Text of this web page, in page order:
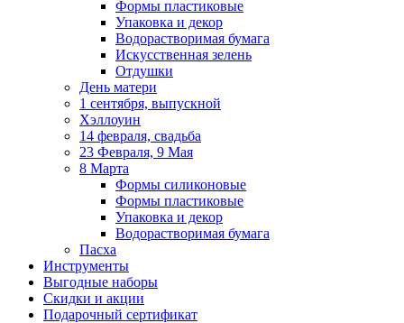
Формы пластиковые
Упаковка и декор
Водорастворимая бумага
Искусственная зелень
Отдушки
День матери
1 сентября, выпускной
Хэллоуин
14 февраля, свадьба
23 Февраля, 9 Мая
8 Марта
Формы силиконовые
Формы пластиковые
Упаковка и декор
Водорастворимая бумага
Пасха
Инструменты
Выгодные наборы
Скидки и акции
Подарочный сертификат